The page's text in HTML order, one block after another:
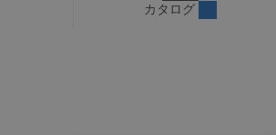
カタログ